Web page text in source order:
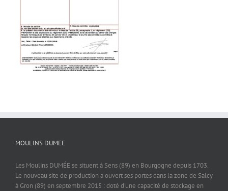
MOULINS DUMEE
Les Moulins DUMÉE se situent à Sens (89) en Bourgogne depuis 1703.
Le nouveau site de production a ouvert ses portes dans la zone de Salcy
à Gron (89) en septembre 2015 : doté d'une capacité de stockage en